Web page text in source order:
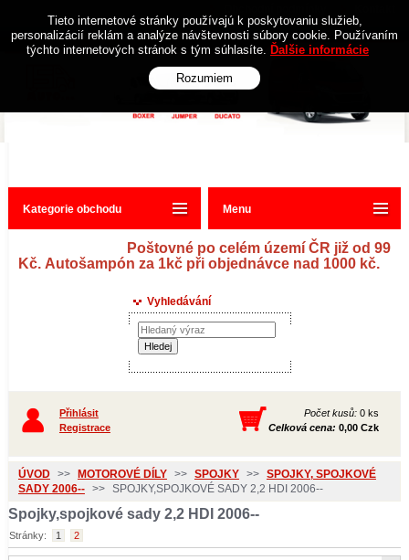
Poštovné po celém území ČR již od 99
Kč. Autošampón za 1kč při objednávce nad 1000 kč.
Kategorie obchodu
Vyhledávání
Přihlásit
Registrace
Počet kusů: 0 ks
Celková cena: 0,00 Czk
ÚVOD >> MOTOROVÉ DÍLY >> SPOJKY >> SPOJKY, SPOJKOVÉ
SADY 2006-- >> SPOJKY,SPOJKOVÉ SADY 2,2 HDI 2006--
Spojky,spojkové sady 2,2 HDI 2006--
Stránky: 1 2
Menu
Tieto internetové stránky používajú k poskytovaniu služieb,
personalizácií reklám a analýze návštevnosti súbory cookie. Používaním
týchto internetových stránok s tým súhlasíte. Ďalšie informácie
Rozumiem